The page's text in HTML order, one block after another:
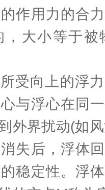
作用力的合
，大小等于
向上的浮力
与浮心在同
外界扰动(如
失后，浮体
稳定性。浮